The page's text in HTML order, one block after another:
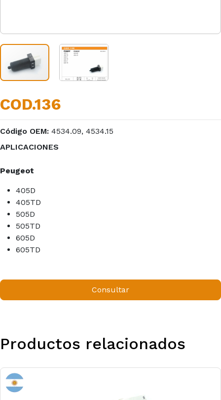
COD.136
Código OEM: 4534.09, 4534.15
APLICACIONES
Peugeot
405D
405TD
505D
505TD
605D
605TD
Consultar
Productos relacionados